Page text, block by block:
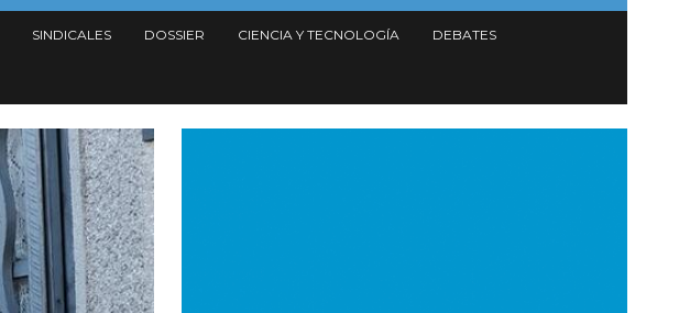
SINDICALES DOSSIER CIENCIA Y TECNOLOGÍA DEBATES